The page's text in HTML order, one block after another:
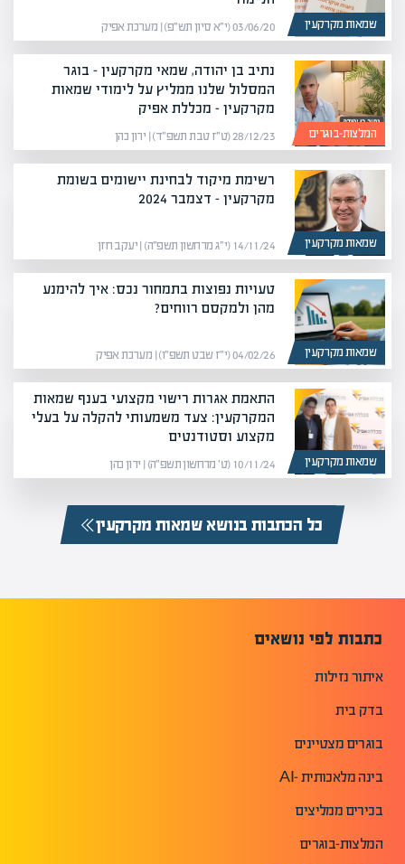
שמאות מקרקעין 03/06/20 (י״א סיון תש״פ) | מערכת אפיק
המלצות-בוגרים
נתיב בן יהודה, שמאי מקרקעין – בוגר
המסלול שלנו ממליץ על לימודי שמאות
מקרקעין – מכללת אפיק
28/12/23 (ט״ז טבת תשפ״ד) | ירון כהן
שמאות מקרקעין
רשימת מיקוד לבחינת יישומים בשומת
מקרקעין – דצמבר 2024
14/11/24 (י״ג מרחשון תשפ״ה) | יעקב חזן
שמאות מקרקעין
טעויות נפוצות בתמחור נכס: איך להימנע
מהן ולמקסם רווחים?
04/02/26 (י״ז שבט תשפ״ו) | מערכת אפיק
שמאות מקרקעין
התאמת אגרות רישוי מקצועי בענף שמאות
המקרקעין: צעד משמעותי להקלה על בעלי
מקצוע וסטודנטים
10/11/24 (ט׳ מרחשון תשפ״ה) | ירון כהן
כל הכתבות בנושא שמאות מקרקעין
כתבות לפי נושאים
איתור נזילות
בדק בית
בוגרים מצטיינים
בינה מלאכותית -AI
בכירים ממליצים
המלצות-בוגרים